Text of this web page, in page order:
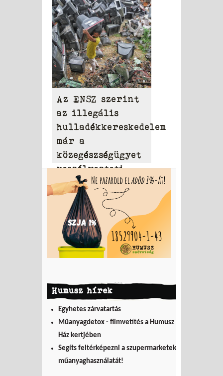
Az ENSZ szerint
az illegális
hulladékkereskedelem
már a
közegészségügyet
veszélyezteti
Humusz hírek
Egyhetes zárvatartás
Műanyagdetox - filmvetítés a Humusz
Ház kertjében
Segíts feltérképezni a szupermarketek
műanyaghasználatát!